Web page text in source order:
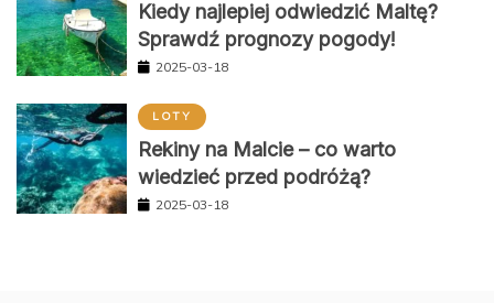
Kiedy najlepiej odwiedzić Maltę?
Sprawdź prognozy pogody!
2025-03-18
LOTY
Rekiny na Malcie – co warto
wiedzieć przed podróżą?
2025-03-18